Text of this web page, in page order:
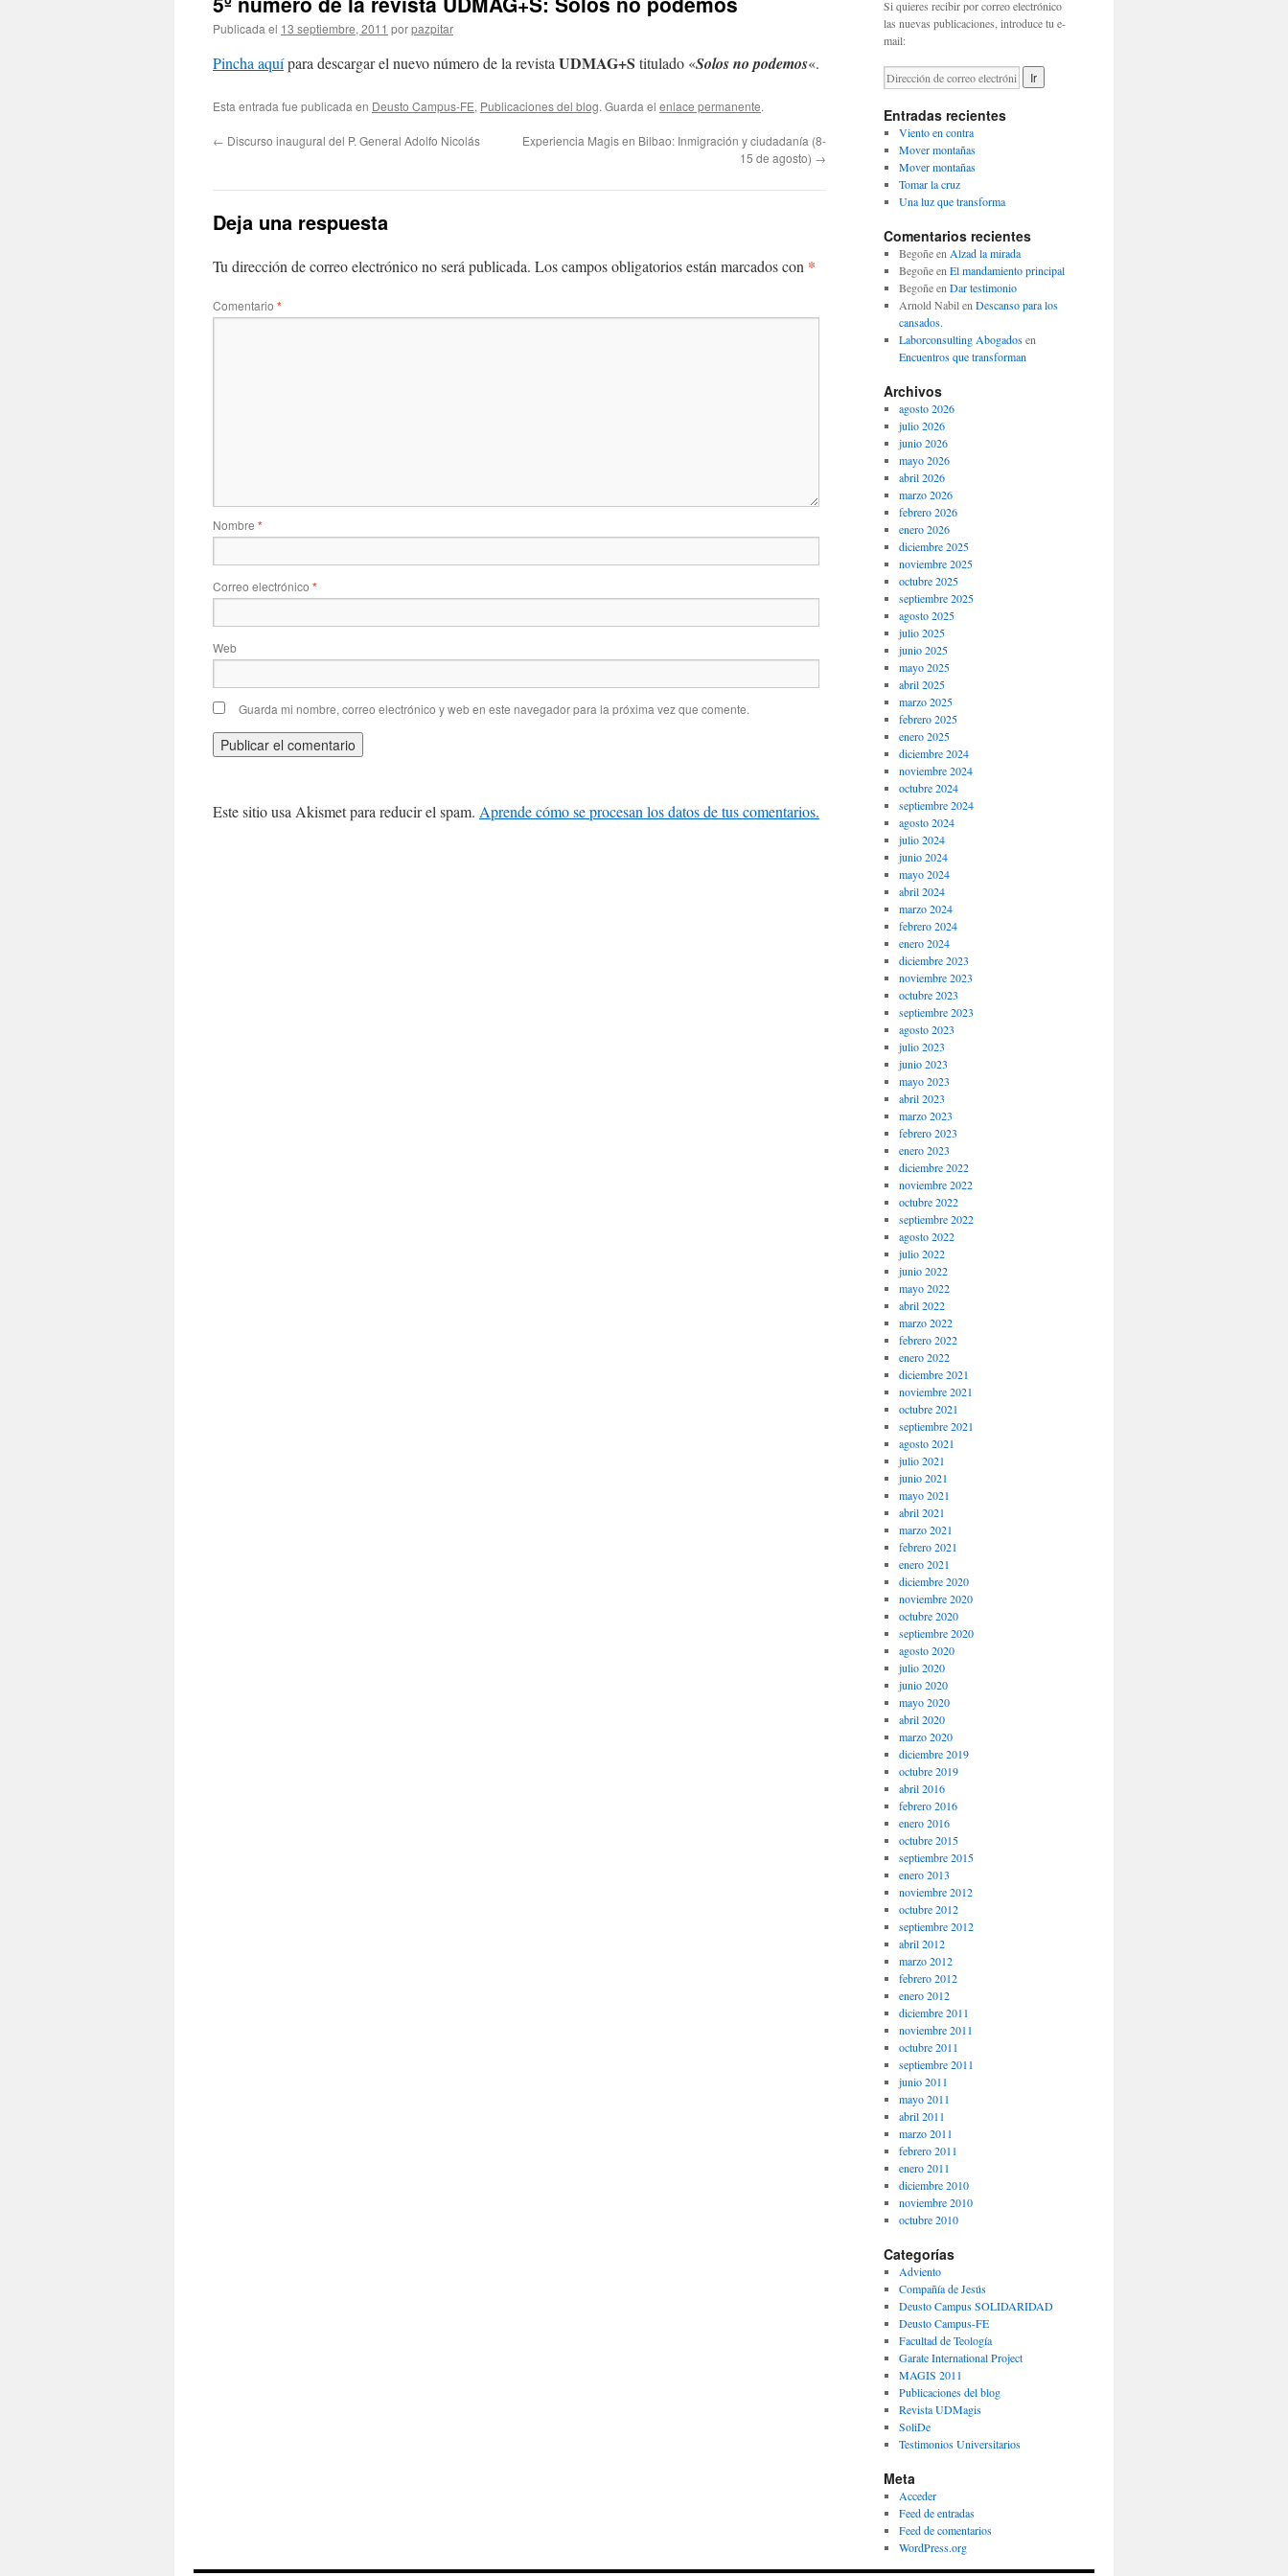
Publicada el 13 septiembre, 2011 porpazpitar
Pincha aquípara descargar el nuevo número de la revista UDMAG+S titulado «Solos no podemos«.
Esta entrada fue publicada en Deusto Campus-FE, Publicaciones del blog. Guarda el enlace permanente.
← Discurso inaugural del P. General Adolfo Nicolás
Experiencia Magis en Bilbao: Inmigración y ciudadanía (8-
15 de agosto) →
Deja una respuesta
Tu dirección de correo electrónico no será publicada. Los campos obligatorios están marcados con *
Comentario *
Nombre *
Correo electrónico *
Web
Guarda mi nombre, correo electrónico y web en este navegador para la próxima vez que comente.
Este sitio usa Akismet para reducir el spam. Aprende cómo se procesan los datos de tus comentarios.
Si quieres recibir por correo electrónico
las nuevas publicaciones, introduce tu e-
mail:
Entradas recientes
Viento en contra
Mover montañas
Mover montañas
Tomar la cruz
Una luz que transforma
Comentarios recientes
Begoñeen Alzad la mirada
Begoñeen El mandamiento principal
Begoñeen Dar testimonio
Arnold Nabilen Descanso para los
cansados.
Laborconsulting Abogadosen
Encuentros que transforman
Archivos
agosto 2026
julio 2026
junio 2026
mayo 2026
abril 2026
marzo 2026
febrero 2026
enero 2026
diciembre 2025
noviembre 2025
octubre 2025
septiembre 2025
agosto 2025
julio 2025
junio 2025
mayo 2025
abril 2025
marzo 2025
febrero 2025
enero 2025
diciembre 2024
noviembre 2024
octubre 2024
septiembre 2024
agosto 2024
julio 2024
junio 2024
mayo 2024
abril 2024
marzo 2024
febrero 2024
enero 2024
diciembre 2023
noviembre 2023
octubre 2023
septiembre 2023
agosto 2023
julio 2023
junio 2023
mayo 2023
abril 2023
marzo 2023
febrero 2023
enero 2023
diciembre 2022
noviembre 2022
octubre 2022
septiembre 2022
agosto 2022
julio 2022
junio 2022
mayo 2022
abril 2022
marzo 2022
febrero 2022
enero 2022
diciembre 2021
noviembre 2021
octubre 2021
septiembre 2021
agosto 2021
julio 2021
junio 2021
mayo 2021
abril 2021
marzo 2021
febrero 2021
enero 2021
diciembre 2020
noviembre 2020
octubre 2020
septiembre 2020
agosto 2020
julio 2020
junio 2020
mayo 2020
abril 2020
marzo 2020
diciembre 2019
octubre 2019
abril 2016
febrero 2016
enero 2016
octubre 2015
septiembre 2015
enero 2013
noviembre 2012
octubre 2012
septiembre 2012
abril 2012
marzo 2012
febrero 2012
enero 2012
diciembre 2011
noviembre 2011
octubre 2011
septiembre 2011
junio 2011
mayo 2011
abril 2011
marzo 2011
febrero 2011
enero 2011
diciembre 2010
noviembre 2010
octubre 2010
Categorías
Adviento
Compañía de Jesús
Deusto Campus SOLIDARIDAD
Deusto Campus-FE
Facultad de Teología
Garate International Project
MAGIS 2011
Publicaciones del blog
Revista UDMagis
SoliDe
Testimonios Universitarios
Meta
Acceder
Feed de entradas
Feed de comentarios
WordPress.org